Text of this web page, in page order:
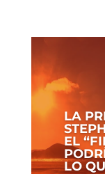
LA
EL
LO